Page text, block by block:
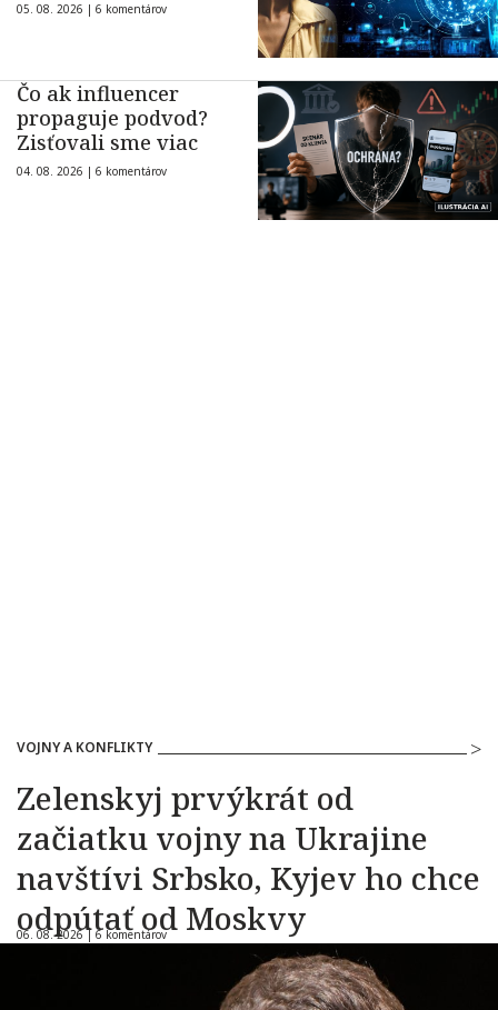
05. 08. 2026 | 6 komentárov
Čo ak influencer
propaguje podvod?
Zisťovali sme viac
04. 08. 2026 | 6 komentárov
VOJNY A KONFLIKTY
Zelenskyj prvýkrát od
začiatku vojny na Ukrajine
navštívi Srbsko, Kyjev ho chce
odpútať od Moskvy
06. 08. 2026 | 6 komentárov